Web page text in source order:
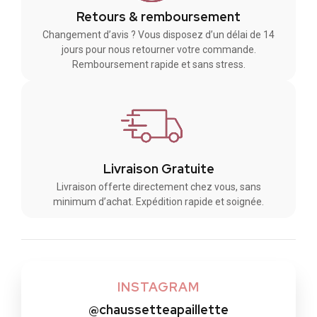
cadeau parfait à glisser sous le sapin ou dans
une hotte de Saint-Nicolas. Facile à emballer,
de recevoir plusieurs paires à la fois — surtout
quand elles brillent.
Pour unanniversaire, un coffret chaussettes
pailletées thématique (couleurs de la
Retours & remboursement
Changement d’avis ? Vous disposez d’un délai de 14
jours pour nous retourner votre commande.
Remboursement rapide et sans stress.
Livraison Gratuite
Livraison offerte directement chez vous, sans
minimum d’achat. Expédition rapide et soignée.
INSTAGRAM
@chaussetteapaillette